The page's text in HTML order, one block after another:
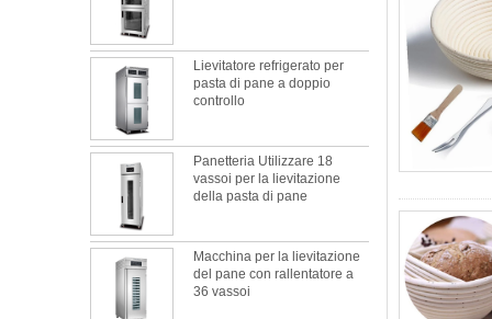
Lievitatore refrigerato per
pasta di pane a doppio
controllo
Panetteria Utilizzare 18
vassoi per la lievitazione
della pasta di pane
Macchina per la lievitazione
del pane con rallentatore a
36 vassoi
Qual è il miglior materiale metallico per
una teglia?